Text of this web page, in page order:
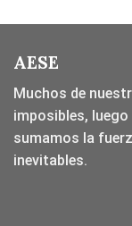
AESE
Muchos de
imposibles,
sumamos la
inevitables.